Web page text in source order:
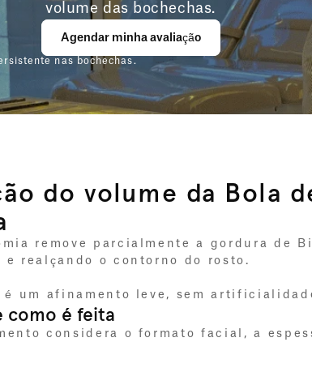
volume das bochechas.
Agendar minha avaliação
nas bochechas.
do volume da Bola
remove parcialmente a gordura de
e realçando o contorno do rosto.
é um afinamento leve, sem
como é feita
considera o formato facial, a